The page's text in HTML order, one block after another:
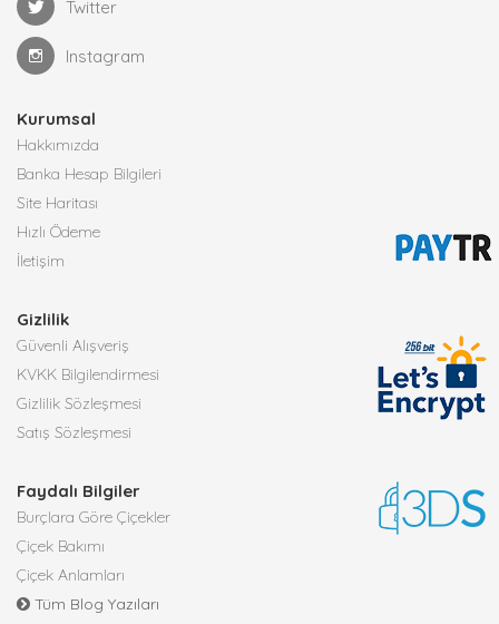
Twitter
Instagram
Kurumsal
Hakkımızda
Banka Hesap Bilgileri
Site Haritası
Hızlı Ödeme
İletişim
Gizlilik
Güvenli Alışveriş
KVKK Bilgilendirmesi
Gizlilik Sözleşmesi
Satış Sözleşmesi
Faydalı Bilgiler
Burçlara Göre Çiçekler
Çiçek Bakımı
Çiçek Anlamları
Tüm Blog Yazıları